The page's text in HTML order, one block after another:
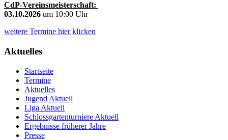
CdP-Vereinsmeisterschaft:
03.10.2026 um 10:00 Uhr
weitere Termine hier klicken
Aktuelles
Startseite
Termine
Aktuelles
Jugend Aktuell
Liga Aktuell
Schlossgartenturniere Aktuell
Ergebnisse früherer Jahre
Presse